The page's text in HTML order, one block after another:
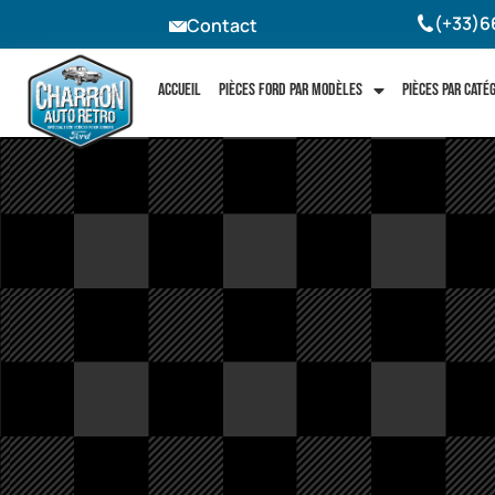
Contact
Accueil Pièces Ford par modèles Pièces par